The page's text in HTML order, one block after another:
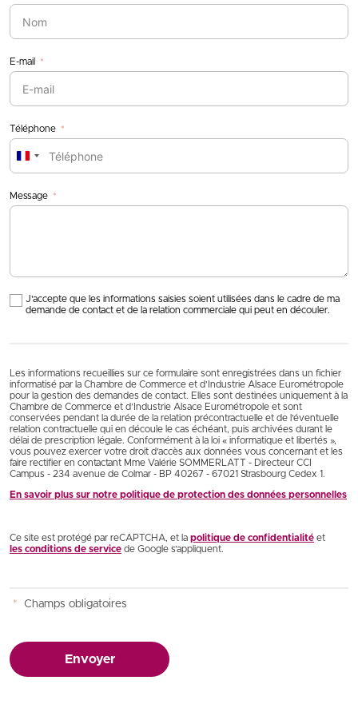
E-mail
Téléphone
France
Message
J'accepte que les informations saisies soient utilisées dans le cadre de ma
demande de contact et de la relation commerciale qui peut en découler.
Les informations recueillies sur ce formulaire sont enregistrées dans un fichier
informatisé par la Chambre de Commerce et d’Industrie Alsace Eurométropole
pour la gestion des demandes de contact. Elles sont destinées uniquement à la
Chambre de Commerce et d’Industrie Alsace Eurométropole et sont
conservées pendant la durée de la relation précontractuelle et de l’éventuelle
relation contractuelle qui en découle le cas échéant, puis archivées durant le
délai de prescription légale. Conformément à la loi « informatique et libertés »,
vous pouvez exercer votre droit d'accès aux données vous concernant et les
faire rectifier en contactant Mme Valérie SOMMERLATT - Directeur CCI
Campus - 234 avenue de Colmar - BP 40267 - 67021 Strasbourg Cedex 1.
En savoir plus sur notre politique de protection des données personnelles
Ce site est protégé par reCAPTCHA, et la politique de confidentialité et
les conditions de service de Google s’appliquent.
* Champs obligatoires
Envoyer